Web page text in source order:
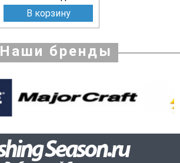
В корзину
Наши бренды